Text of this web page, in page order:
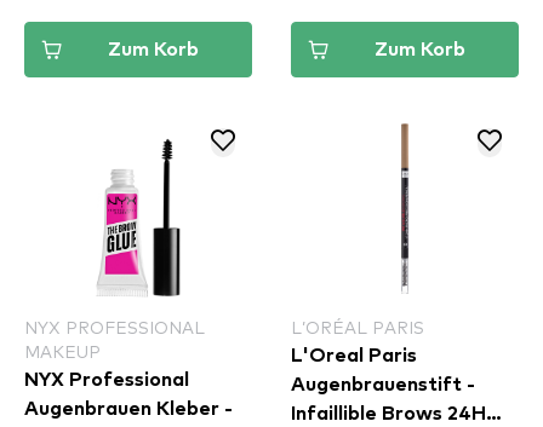
Zum Korb Zum Korb
NYX PROFESSIONAL
MAKEUP
NYX Professional
Augenbrauen Kleber -
L’ORÉAL PARIS
L'Oreal Paris
Augenbrauenstift -
Infaillible Brows 24H